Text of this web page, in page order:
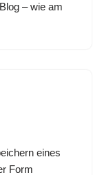
– wie am
eines
Form